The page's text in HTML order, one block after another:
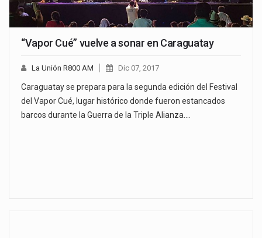
“Vapor Cué” vuelve a sonar en Caraguatay
La Unión R800 AM Dic 07, 2017
Caraguatay se prepara para la segunda edición del Festival
del Vapor Cué, lugar histórico donde fueron estancados
barcos durante la Guerra de la Triple Alianza.…